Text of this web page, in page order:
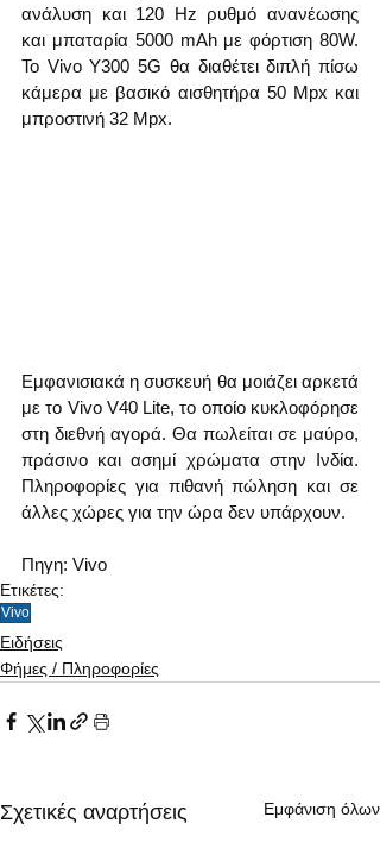
ανάλυση και 120 Hz ρυθμό ανανέωσης
και μπαταρία 5000 mAh με φόρτιση 80W.
Το Vivo Y300 5G θα διαθέτει διπλή πίσω
κάμερα με βασικό αισθητήρα 50 Mpx και
μπροστινή 32 Mpx.
Εμφανισιακά η συσκευή θα μοιάζει αρκετά
με το Vivo V40 Lite, το οποίο κυκλοφόρησε
στη διεθνή αγορά. Θα πωλείται σε μαύρο,
πράσινο και ασημί χρώματα στην Ινδία.
Πληροφορίες για πιθανή πώληση και σε
άλλες χώρες για την ώρα δεν υπάρχουν.
Πηγη: Vivo
Ετικέτες:
Vivo
Ειδήσεις
Φήμες / Πληροφορίες
Σχετικές αναρτήσεις Εμφάνιση όλων